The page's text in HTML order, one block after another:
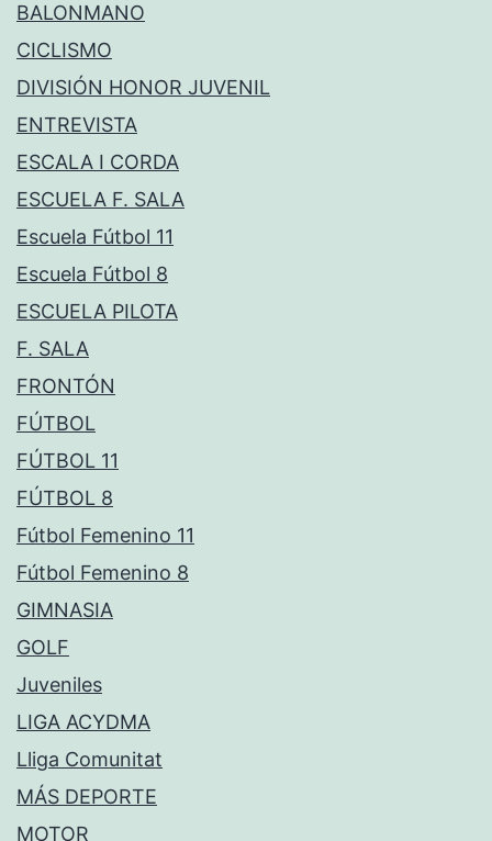
BALONMANO
CICLISMO
DIVISIÓN HONOR JUVENIL
ENTREVISTA
ESCALA I CORDA
ESCUELA F. SALA
Escuela Fútbol 11
Escuela Fútbol 8
ESCUELA PILOTA
F. SALA
FRONTÓN
FÚTBOL
FÚTBOL 11
FÚTBOL 8
Fútbol Femenino 11
Fútbol Femenino 8
GIMNASIA
GOLF
Juveniles
LIGA ACYDMA
Lliga Comunitat
MÁS DEPORTE
MOTOR